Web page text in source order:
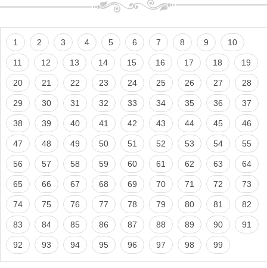
1 2 3 4 5 6 7 8 9 10
11 12 13 14 15 16 17 18 19
20 21 22 23 24 25 26 27 28
29 30 31 32 33 34 35 36 37
38 39 40 41 42 43 44 45 46
47 48 49 50 51 52 53 54 55
56 57 58 59 60 61 62 63 64
65 66 67 68 69 70 71 72 73
74 75 76 77 78 79 80 81 82
83 84 85 86 87 88 89 90 91
92 93 94 95 96 97 98 99